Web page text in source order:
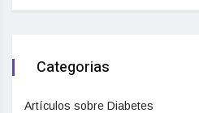
Categorias
Artículos sobre Diabetes